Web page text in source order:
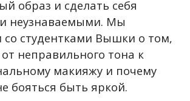
образ и сделать себя
неузнаваемыми. Мы
со студентками Вышки о том,
неправильного тона к
макияжу и почему
бояться быть яркой.